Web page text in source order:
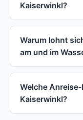
Kaiserwinkl?
Warum lohnt
am und im
Welche
Kaiserwinkl?